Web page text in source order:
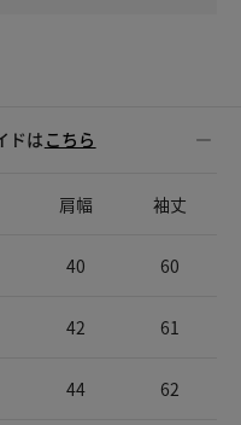
ドは こちら
肩幅 袖丈
40 60
42 61
44 62